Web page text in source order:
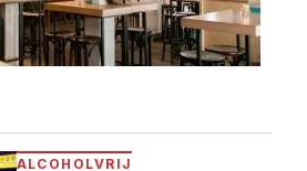
ALCOHOLVRIJ